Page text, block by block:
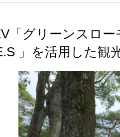
「グリーンスロ
」を活用した観